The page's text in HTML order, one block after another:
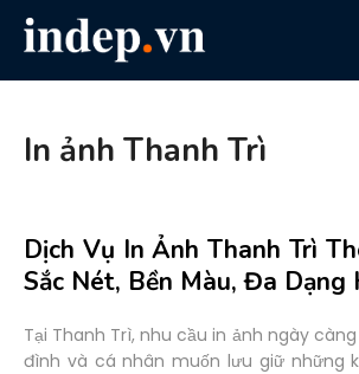
In ảnh Thanh Trì
Dịch Vụ In Ảnh Thanh Trì
Sắc Nét, Bền Màu, Đa Dạng
Tại Thanh Trì, nhu cầu in ảnh ngày
đình và cá nhân muốn lưu giữ những